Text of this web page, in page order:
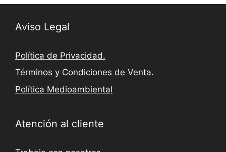
Aviso Legal
Política de Privacidad.
Términos y Condiciones de Venta.
Política Medioambiental
Atención al cliente